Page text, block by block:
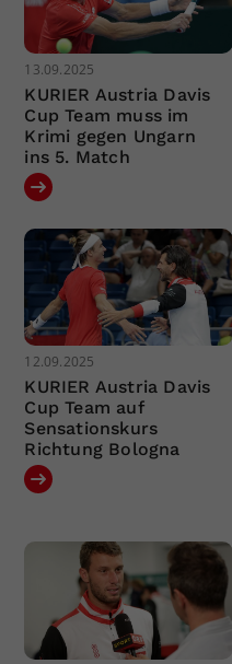
13.09.2025
KURIER Austria Davis
Cup Team muss im
Krimi gegen Ungarn
ins 5. Match
12.09.2025
KURIER Austria Davis
Cup Team auf
Sensationskurs
Richtung Bologna